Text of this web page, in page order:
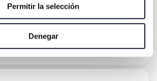
Permitir la selección
Denegar
y revisión